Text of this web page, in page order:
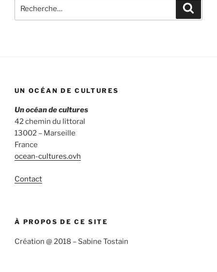
pour
UN OCÉAN DE CULTURES
Un océan de cultures
42 chemin du littoral
13002 – Marseille
France
ocean-cultures.ovh
Contact
À PROPOS DE CE SITE
Création @ 2018 – Sabine Tostain